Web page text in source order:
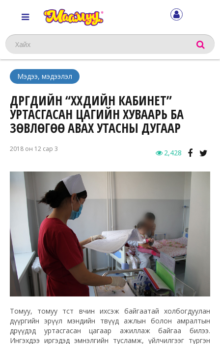
Хайх
Мэдээ, мэдээлэл
ДҮҮРГҮҮДИЙН “ХҮҮХДИЙН КАБИНЕТ”
УРТАСГАСАН ЦАГИЙН ХУВААРЬ БА
ЗӨВЛӨГӨӨ АВАХ УТАСНЫ ДУГААР
2018 он 12 сар 3 2,428
Томуу, томуу төст өвчин ихсэж байгаатай холбогдуулан
дүүргийн эрүүл мэндийн төвүүд ажлын болон амралтын
өдрүүдэд уртасгасан цагаар ажиллаж байгаа билээ.
Ингэхдээ иргэдэд эмнэлгийн тусламж, үйлчилгээг түргэн